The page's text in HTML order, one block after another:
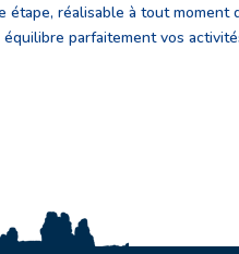
étape, réalisable à tout moment
parfaitement vos